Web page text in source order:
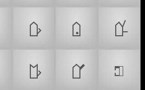
𝡟 𝡠
𝡡
𝡤 𝡥
𝡦